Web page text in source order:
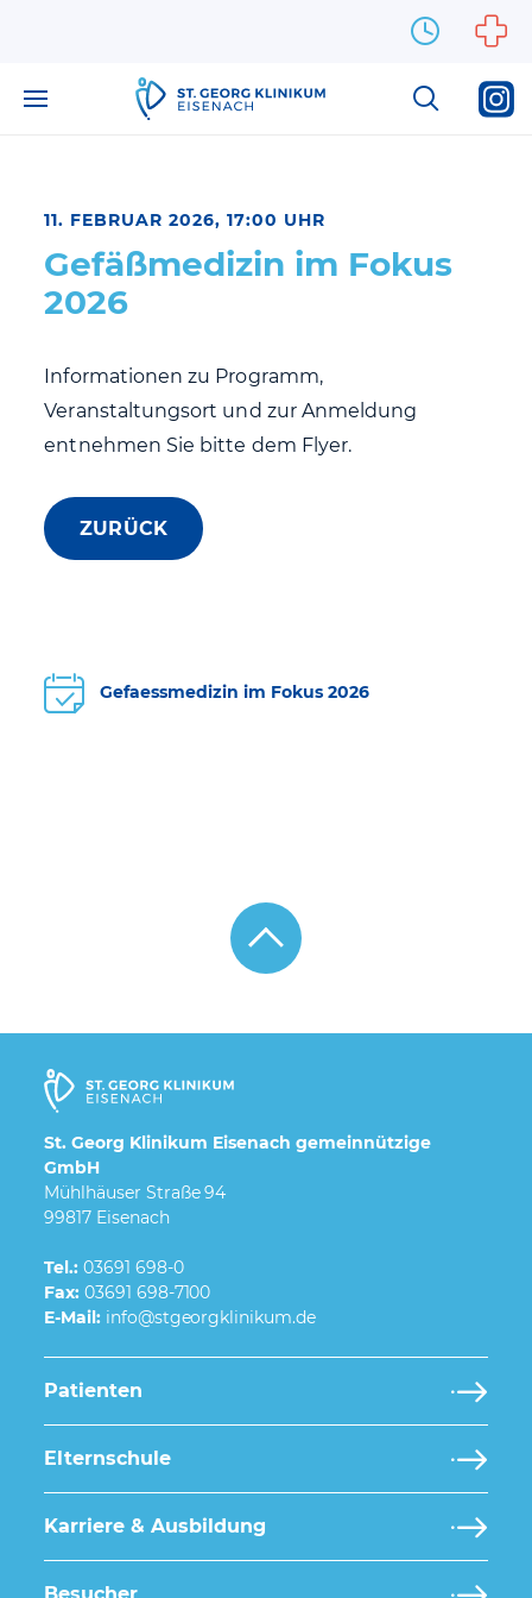
11. FEBRUAR 2026, 17:00 UHR
Gefäßmedizin im Fokus
2026
Informationen zu Programm,
Veranstaltungsort und zur Anmeldung
entnehmen Sie bitte dem Flyer.
ZURÜCK
Gefaessmedizin im Fokus 2026
St. Georg Klinikum Eisenach gemeinnützige
GmbH
Mühlhäuser Straße 94
99817 Eisenach
Tel.: 03691 698-0
Fax: 03691 698-7100
E-Mail:
Patienten
Elternschule
Karriere & Ausbildung